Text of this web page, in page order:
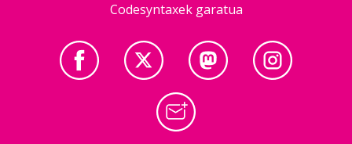
Codesyntaxek garatua